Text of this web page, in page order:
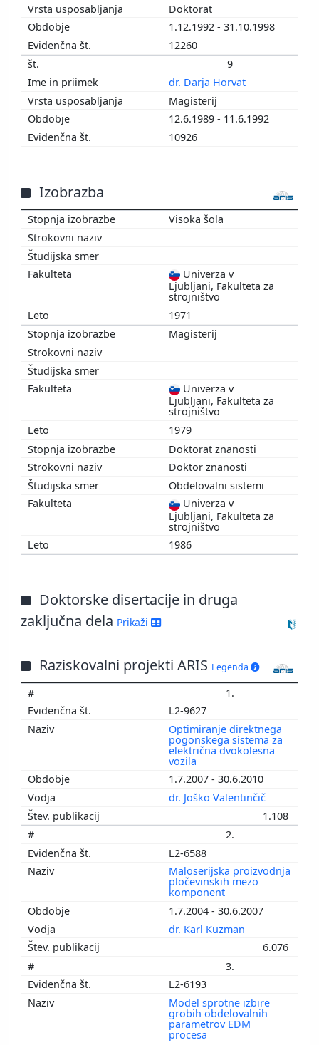
Doktorat
1.12.1992 - 31.10.1998
12260
9
dr. Darja Horvat
Magisterij
12.6.1989 - 11.6.1992
10926
Izobrazba
Visoka šola
Univerza v
Ljubljani, Fakulteta za
strojništvo
1971
Magisterij
Univerza v
Ljubljani, Fakulteta za
strojništvo
1979
Doktorat znanosti
Doktor znanosti
Obdelovalni sistemi
Univerza v
Ljubljani, Fakulteta za
strojništvo
1986
Doktorske disertacije in druga
zaključna dela Prikaži
Raziskovalni projekti ARIS Legenda
1.
L2-9627
Optimiranje direktnega
pogonskega sistema za
električna dvokolesna
vozila
1.7.2007 - 30.6.2010
dr. Joško Valentinčič
1.108
2.
L2-6588
Maloserijska proizvodnja
pločevinskih mezo
komponent
1.7.2004 - 30.6.2007
dr. Karl Kuzman
6.076
3.
L2-6193
Model sprotne izbire
grobih obdelovalnih
parametrov EDM
procesa